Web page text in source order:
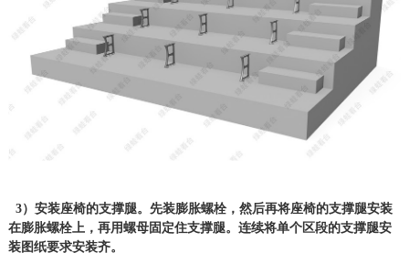
3）安装座椅的支撑腿。先装膨胀螺栓，然后再将座椅的支撑腿安装
在膨胀螺栓上，再用螺母固定住支撑腿。连续将单个区段的支撑腿安
装图纸要求安装齐。